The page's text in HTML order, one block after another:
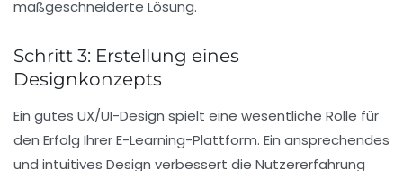
maßgeschneiderte Lösung.
Schritt 3: Erstellung eines
Designkonzepts
Ein gutes UX/UI-Design spielt eine wesentliche Rolle für
den Erfolg Ihrer E-Learning-Plattform. Ein ansprechendes
und intuitives Design verbessert die Nutzererfahrung